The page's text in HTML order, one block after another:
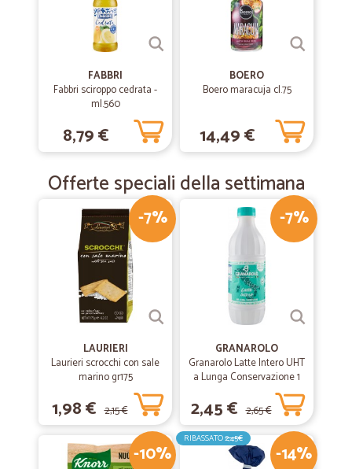
FABBRI
Fabbri sciroppo cedrata -
ml.560
8,79 €
BOERO
Boero maracuja cl.75
14,49 €
Offerte speciali della settimana
-7%
LAURIERI
Laurieri scrocchi con sale
marino gr175
1,98 € 2,15 €
-7%
GRANAROLO
Granarolo Latte Intero UHT
a Lunga Conservazione 1
2,45 € 2,65 €
-10% -14%
RIBASSATO2,45€